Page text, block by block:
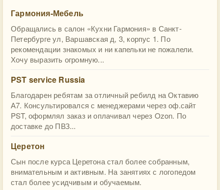
Гармония-Мебель
Обращались в салон «Кухни Гармония» в Санкт-
Петербурге ул, Варшавская д, 3, корпус 1. По
рекомендации знакомых и ни капельки не пожалели.
Хочу выразить огромную...
PST service Russia
Благодарен ребятам за отличный ребилд на Октавию
А7. Консультировался с менеджерами через оф.сайт
PST, оформлял заказ и оплачивал через Ozon. По
доставке до ПВЗ...
Церетон
Сын после курса Церетона стал более собранным,
внимательным и активным. На занятиях с логопедом
стал более усидчивым и обучаемым.